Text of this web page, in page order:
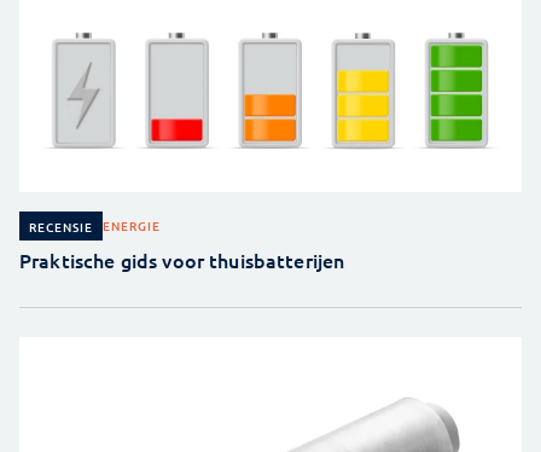
RECENSIE ENERGIE
Praktische gids voor thuisbatterijen